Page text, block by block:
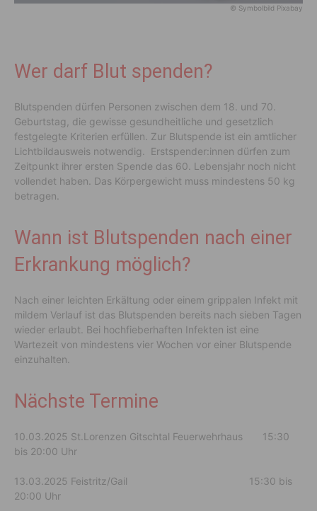
© Symbolbild Pixabay
Wer darf Blut spenden?
Blutspenden dürfen Personen zwischen dem 18. und 70.
Geburtstag, die gewisse gesundheitliche und gesetzlich
festgelegte Kriterien erfüllen. Zur Blutspende ist ein amtlicher
Lichtbildausweis notwendig. Erstspender:innen dürfen zum
Zeitpunkt ihrer ersten Spende das 60. Lebensjahr noch nicht
vollendet haben. Das Körpergewicht muss mindestens 50 kg
betragen.
Wann ist Blutspenden nach einer
Erkrankung möglich?
Nach einer leichten Erkältung oder einem grippalen Infekt mit
mildem Verlauf ist das Blutspenden bereits nach sieben Tagen
wieder erlaubt. Bei hochfieberhaften Infekten ist eine
Wartezeit von mindestens vier Wochen vor einer Blutspende
einzuhalten.
Nächste Termine
10.03.2025 St.Lorenzen Gitschtal Feuerwehrhaus 15:30
bis 20:00 Uhr
13.03.2025 Feistritz/Gail 15:30 bis
20:00 Uhr